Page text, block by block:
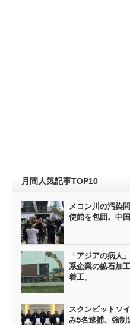
月間人気記事TOP10
メコン川の汚染
使館を包囲。中
「アジアの病人
系企業の鉱石加
着工。
スクンビットソ
み5名逮捕、強制